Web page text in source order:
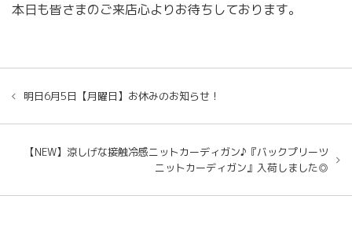
本日も皆さまのご来店心よりお待ちしております。
明日6月5日【月曜日】お休みのお知らせ！
【NEW】涼しげな接触冷感ニットカーディガン♪『バックプリーツ
ニットカーディガン』入荷しました◎